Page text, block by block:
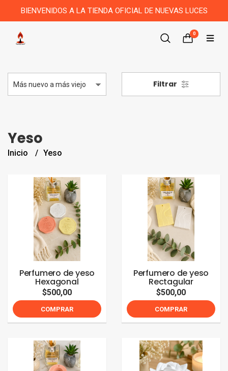
BIENVENIDOS A LA TIENDA OFICIAL DE NUEVAS LUCES
0
Filtrar
Yeso
Inicio Yeso
Perfumero de yeso
Hexagonal
$500,00
COMPRAR
Perfumero de yeso
Rectagular
$500,00
COMPRAR